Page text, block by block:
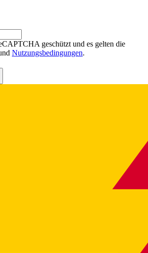
geschützt und es gelten die
Nutzungsbedingungen.